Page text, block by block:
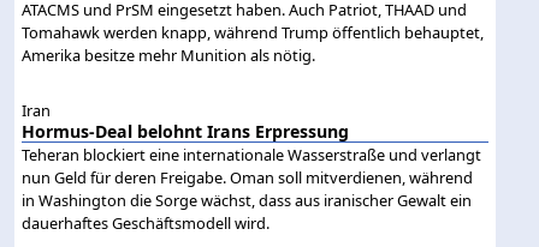
ATACMS und PrSM eingesetzt haben. Auch Patriot, THAAD und
Tomahawk werden knapp, während Trump öffentlich behauptet,
Amerika besitze mehr Munition als nötig.
Iran
Hormus-Deal belohnt Irans Erpressung
Teheran blockiert eine internationale Wasserstraße und verlangt
nun Geld für deren Freigabe. Oman soll mitverdienen, während
in Washington die Sorge wächst, dass aus iranischer Gewalt ein
dauerhaftes Geschäftsmodell wird.